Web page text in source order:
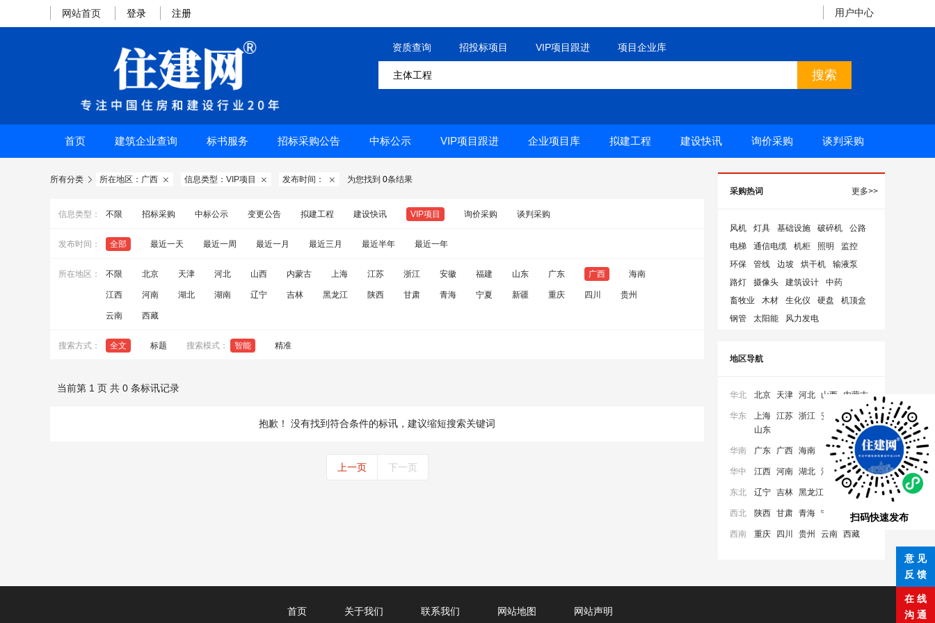
网站首页 登录 注册 用户中心
资质查询 招投标项目 VIP项目跟进 项目企业库
首页 建筑企业查询 标书服务 招标采购公告 中标公示 VIP项目跟进 企业项目库 拟建工程 建设快讯 询价采购 谈判采购
所有分类  所在地区：广西  信息类型：VIP项目  发布时间：  为您找到 0条结果
信息类型： 不限 招标采购 中标公示 变更公告 拟建工程 建设快讯 VIP项目 询价采购 谈判采购
发布时间： 全部 最近一天 最近一周 最近一月 最近三月 最近半年 最近一年
所在地区： 不限 北京 天津 河北 山西 内蒙古 上海 江苏 浙江 安徽 福建 山东 广东 广西 海南
江西 河南 湖北 湖南 辽宁 吉林 黑龙江 陕西 甘肃 青海 宁夏 新疆 重庆 四川 贵州
云南 西藏
搜索方式： 全文 标题 搜索模式： 智能 精准
当前第 1 页 共 0 条标讯记录
抱歉！ 没有找到符合条件的标讯，建议缩短搜索关键词
上一页 下一页
采购热词 更多>>
风机 灯具 基础设施 破碎机
公路
电梯
通信电缆 机柜 照明
监控
环保
管线 边坡 烘干机
输液泵
路灯
摄像头 建筑设计
中药
畜牧业
木材 生化仪 硬盘
机顶盒
钢管
太阳能 风力发电
地区导航
华北 北京 天津 河北 山西 内蒙古
华东 上海 江苏 浙江 安徽
福建
山东
华南 广东 广西 海南
华中 江西 河南 湖北 湖南
东北 辽宁 吉林 黑龙江
西北 陕西 甘肃 青海 宁夏 新疆
西南 重庆 四川 贵州 云南 西藏
首页 关于我们 联系我们 网站地图 网站声明
扫码快速发布
意 见
反 馈
在 线
沟 通